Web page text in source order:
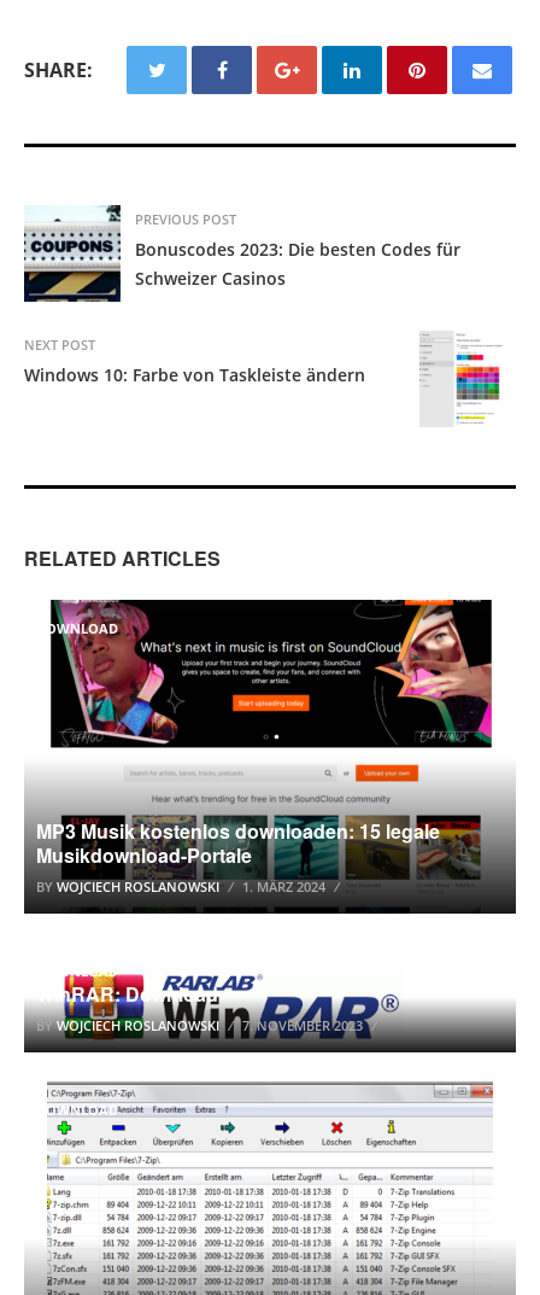
SHARE:
PREVIOUS POST
Bonuscodes 2023: Die besten Codes für
Schweizer Casinos
NEXT POST
Windows 10: Farbe von Taskleiste ändern
RELATED ARTICLES
DOWNLOAD
MP3 Musik kostenlos downloaden: 15 legale
Musikdownload-Portale
BY WOJCIECH ROSLANOWSKI 1. MÄRZ 2024
DOWNLOAD
WinRAR: Download
BYWOJCIECH ROSLANOWSKI 7. NOVEMBER 2023
DOWNLOAD